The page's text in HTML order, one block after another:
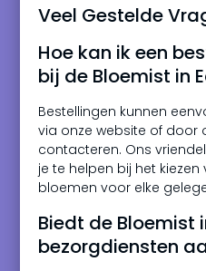
Veel Gestelde
Hoe kan ik een
bij de Bloemist in
Bestellingen kunnen
via onze website of door
contacteren. Ons
je te helpen bij het
bloemen voor elke
Biedt de Bloemist
bezorgdiensten